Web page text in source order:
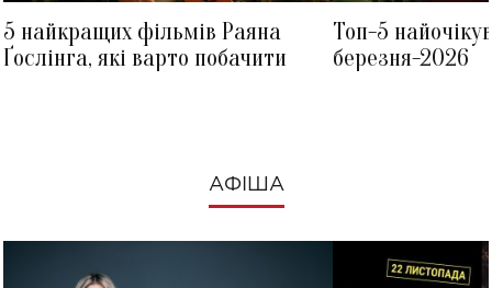
5 найкращих фільмів Раяна
Ґослінга, які варто побачити
Топ-5
березня-2026
АФІША